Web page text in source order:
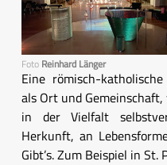
Foto Reinhard Länger
Eine römisch-
als Ort und
in der Vielfalt
Herkunft, an
Gibt’s. Zum Beispiel in St.